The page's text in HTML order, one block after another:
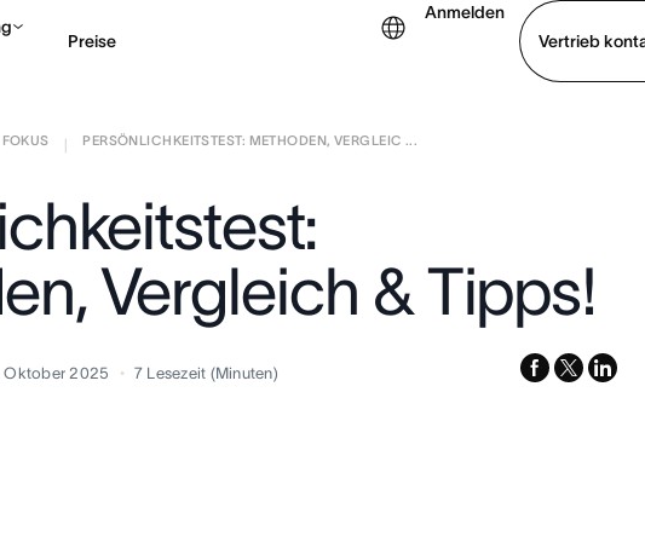
Preise
Anmelden
Vertrieb
Vertrieb kontaktieren Demo ansehen
PERSÖNLICHKEITSTEST: METHODEN, VERGLEIC ...
Vergleich & Tipps!
Oktober 2025 7 Lesezeit (Minuten) facebook
x-